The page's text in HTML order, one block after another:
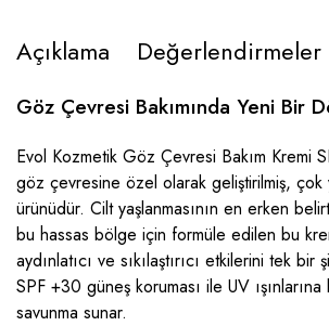
Açıklama Değerlendirmeler
Göz Çevresi Bakımında Yeni Bir
Evol Kozmetik Göz Çevresi Bakım Kremi
göz çevresine özel olarak geliştirilmiş, çok
ürünüdür. Cilt yaşlanmasının en erken
bu hassas bölge için formüle edilen bu
aydınlatıcı ve sıkılaştırıcı etkilerini tek
SPF +30 güneş koruması ile UV
savunma sunar.